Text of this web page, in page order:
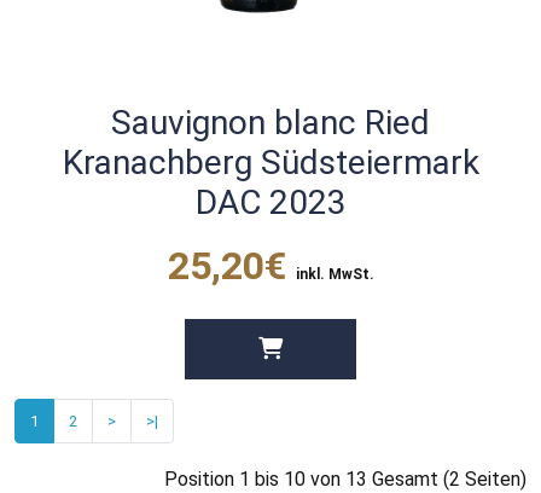
Sauvignon blanc Ried
Kranachberg Südsteiermark
DAC 2023
25,20€ inkl. MwSt.
1 2 > >|
Position 1 bis 10 von 13 Gesamt (2 Seiten)